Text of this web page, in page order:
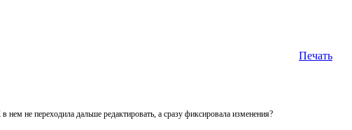
Печать
не переходила дальше редактировать, а сразу фиксировала изменения?